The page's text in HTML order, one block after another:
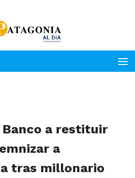
Banco a restituir
a
tras millonario